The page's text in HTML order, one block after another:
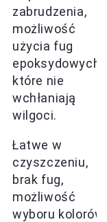
zabrudzenia,
możliwość
użycia fug
epoksydowych,
które nie
wchłaniają
wilgoci.
Łatwe w
czyszczeniu,
brak fug,
możliwość
wyboru kolorów